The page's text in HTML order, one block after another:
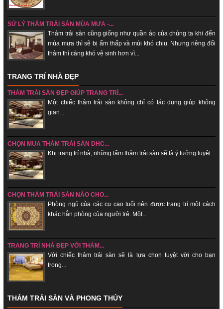
SỬ LÝ THẢM TRẢI SÀN MÙA MƯA -...
Thảm trải sàn cũng giống như quần áo của chúng ta khi đến
mùa mưa thì sẽ bị ẩm thấp và mùi khó chịu. Nhưng riêng đối
thảm thì càng khó vệ sinh hơn vì...
TRANG TRÍ NHÀ ĐẸP
THẢM TRẢI SÀN ĐẸP GIÚP TRANG TRÍ...
Một chiếc thảm trải sàn không chỉ có tác dụng giúp không
gian...
CHỌN MUA THẢM TRẢI SÀN DHC...
Khi trang trí nhà, những tấm thảm trải sàn sẽ là ý tưởng tuyệt...
CHỌN THẢM TRẢI SÀN NÀO CHO...
Phòng ngủ của các cụ cao tuổi nên được trang trí một cách
khác hẳn phòng của ngưởi trẻ. Một...
TRANG TRÍ NHÀ ĐẸP VỚI THẢM...
Với chiếc thảm trải sàn sẽ là lựa chon tuyệt vời cho bạn
trong...
THẢM TRẢI SÀN VÀ PHONG THỦY